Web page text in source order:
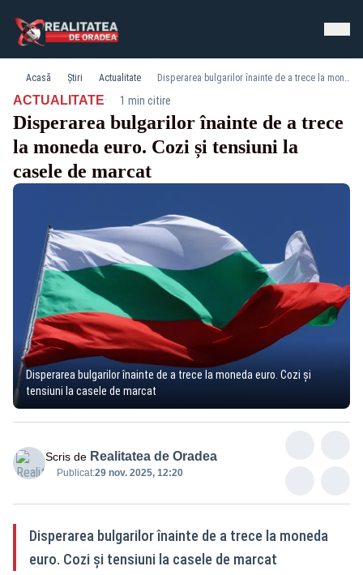
Acasă Știri Actualitate Disperarea bulgarilor înainte de a trece la moneda euro. Cozi și tensiuni la casele de marcat
ACTUALITATE· 1 min citire
Disperarea bulgarilor înainte de a trece
la moneda euro. Cozi și tensiuni la
casele de marcat
Disperarea bulgarilor înainte de a trece la moneda euro. Cozi și
tensiuni la casele de marcat
Scris de Realitatea de Oradea
Publicat:29 nov. 2025, 12:20
Disperarea bulgarilor înainte de a trece la moneda
euro. Cozi și tensiuni la casele de marcat